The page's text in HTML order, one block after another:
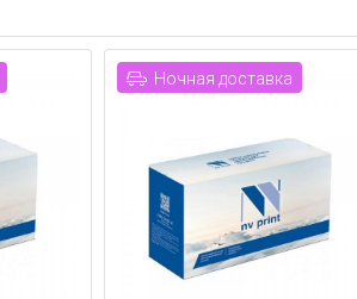
Ночная доставка